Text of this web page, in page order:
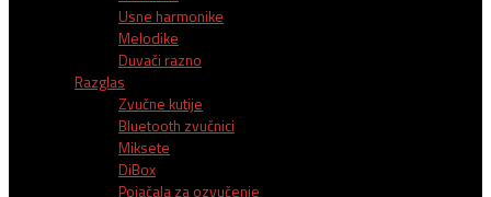
Usne harmonike
Melodike
Duvači razno
Razglas
Zvučne kutije
Bluetooth zvučnici
Miksete
DiBox
Pojačala za ozvučenje